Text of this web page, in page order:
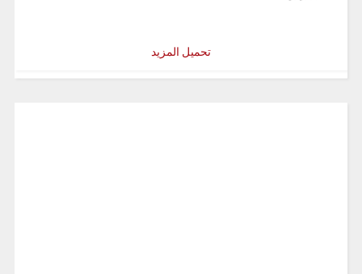
تحميل المزيد